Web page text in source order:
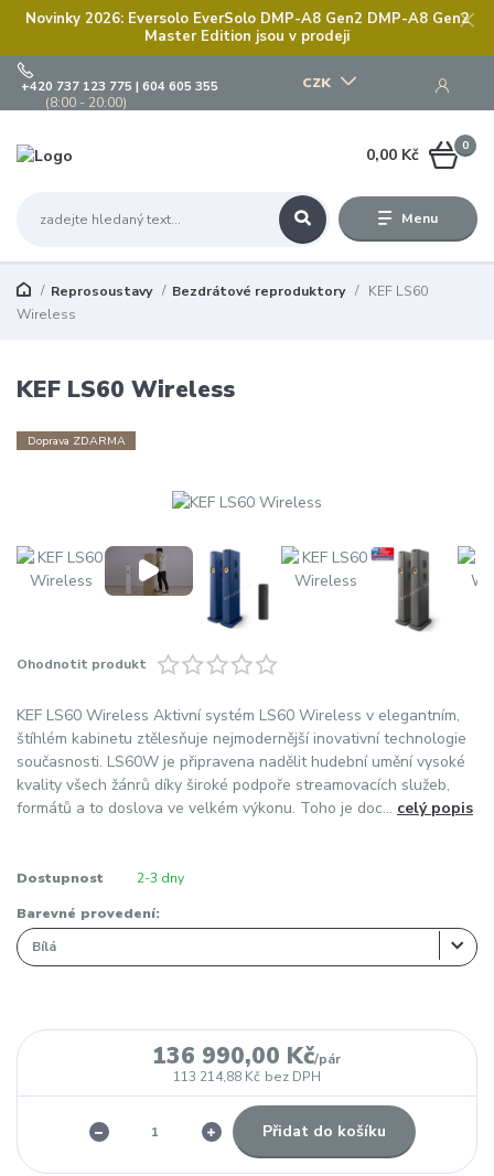
Novinky 2026: Eversolo EverSolo DMP-A8 Gen2 DMP-A8 Gen2
Master Edition jsou v prodeji
Menu
CZK
+420 737 123 775 | 604 605 355
(8:00 - 20:00)
0
0,00 Kč
Reprosoustavy Bezdrátové reproduktory
KEF LS60
Wireless
KEF LS60 Wireless
Doprava ZDARMA
Ohodnotit produkt
KEF LS60 Wireless Aktivní systém LS60 Wireless v elegantním,
štíhlém kabinetu ztělesňuje nejmodernější inovativní technologie
současnosti. LS60W je připravena nadělit hudební umění vysoké
kvality všech žánrů díky široké podpoře streamovacích služeb,
formátů a to doslova ve velkém výkonu. Toho je doc... celý popis
Dostupnost 2-3 dny
Barevné provedení:
136 990,00 Kč/pár
113 214,88 Kč bez DPH
Přidat do košíku